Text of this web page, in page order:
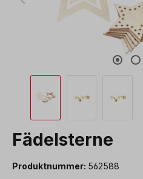
Fädelsterne
Produktnummer: 562588